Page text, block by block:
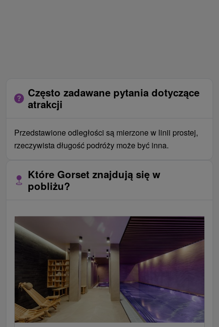
Często zadawane pytania dotyczące
atrakcji
Przedstawione odległości są mierzone w linii prostej,
rzeczywista długość podróży może być inna.
Które Gorset znajdują się w
pobliżu?